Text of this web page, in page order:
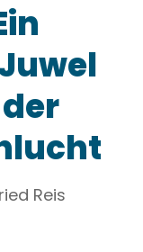
Reis